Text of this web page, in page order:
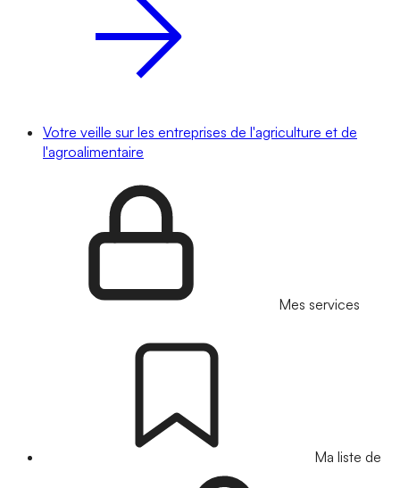
Votre veille sur les entreprises de l'agriculture et de
l'agroalimentaire
Mes services
Ma liste de